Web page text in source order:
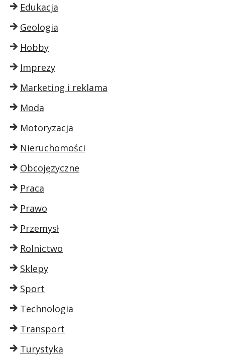
Edukacja
Geologia
Hobby
Imprezy
Marketing i reklama
Moda
Motoryzacja
Nieruchomości
Obcojęzyczne
Praca
Prawo
Przemysł
Rolnictwo
Sklepy
Sport
Technologia
Transport
Turystyka